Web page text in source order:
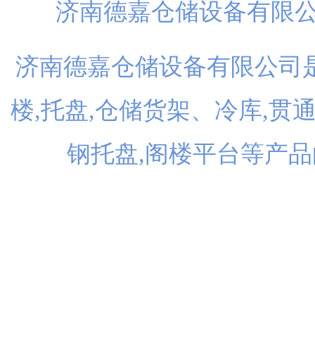
济南德嘉仓储设备有
济南德嘉仓储设备有限公司
楼,托盘,仓储货架、冷库,贯
钢托盘,阁楼平台等产